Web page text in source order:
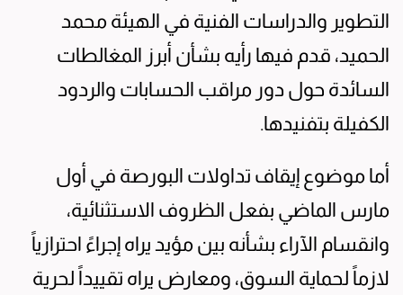
التطوير والدراسات الفنية في الهيئة محمد
الحميد، قدم فيها رأيه بشأن أبرز المغالطات
السائدة حول دور مراقب الحسابات والردود
الكفيلة بتفنيدها.
أما موضوع إيقاف تداولات البورصة في أول
مارس الماضي بفعل الظروف الاستثنائية،
وانقسام الآراء بشأنه بين مؤيد يراه إجراءً احترازياً
لازماً لحماية السوق، ومعارض يراه تقييداً لحرية